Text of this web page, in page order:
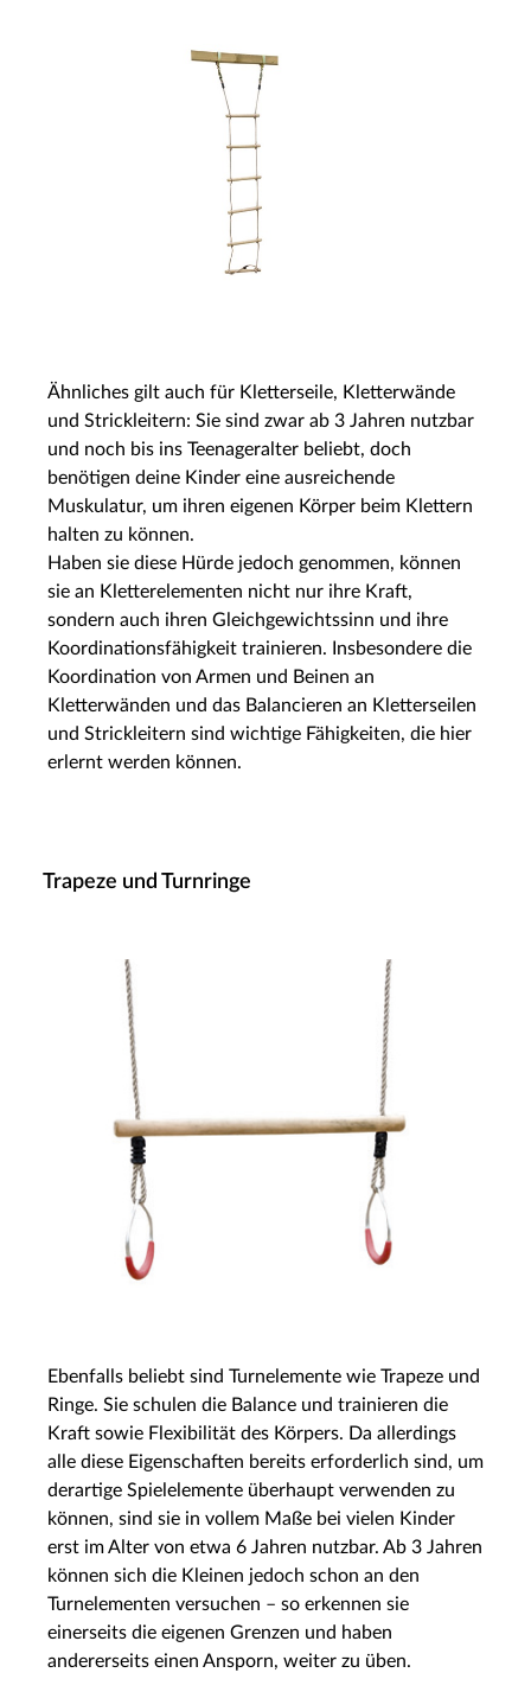
Ähnliches gilt auch für Kletterseile, Kletterwände
und Strickleitern: Sie sind zwar ab 3 Jahren nutzbar
und noch bis ins Teenageralter beliebt, doch
benötigen deine Kinder eine ausreichende
Muskulatur, um ihren eigenen Körper beim Klettern
halten zu können.
Haben sie diese Hürde jedoch genommen, können
sie an Kletterelementen nicht nur ihre Kraft,
sondern auch ihren Gleichgewichtssinn und ihre
Koordinationsfähigkeit trainieren. Insbesondere die
Koordination von Armen und Beinen an
Kletterwänden und das Balancieren an Kletterseilen
und Strickleitern sind wichtige Fähigkeiten, die hier
erlernt werden können.
Trapeze und Turnringe
Ebenfalls beliebt sind Turnelemente wie Trapeze und
Ringe. Sie schulen die Balance und trainieren die
Kraft sowie Flexibilität des Körpers. Da allerdings
alle diese Eigenschaften bereits erforderlich sind, um
derartige Spielelemente überhaupt verwenden zu
können, sind sie in vollem Maße bei vielen Kinder
erst im Alter von etwa 6 Jahren nutzbar. Ab 3 Jahren
können sich die Kleinen jedoch schon an den
Turnelementen versuchen – so erkennen sie
einerseits die eigenen Grenzen und haben
andererseits einen Ansporn, weiter zu üben.